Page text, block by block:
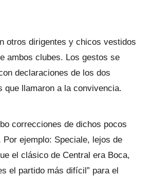
otros dirigentes y chicos vestidos
ambos clubes. Los gestos se
declaraciones de los dos
que llamaron a la convivencia.
correcciones de dichos pocos
ejemplo: Speciale, lejos de
el clásico de Central era Boca,
el partido más difícil” para el